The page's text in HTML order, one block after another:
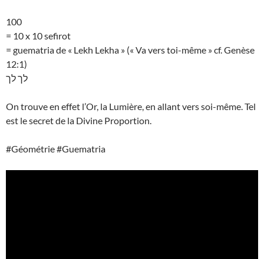
100
= 10 x 10 sefirot
= guematria de « Lekh Lekha » (« Va vers toi-même » cf. Genèse
12:1)
לך לך
On trouve en effet l’Or, la Lumière, en allant vers soi-même. Tel
est le secret de la Divine Proportion.
#Géométrie #Guematria